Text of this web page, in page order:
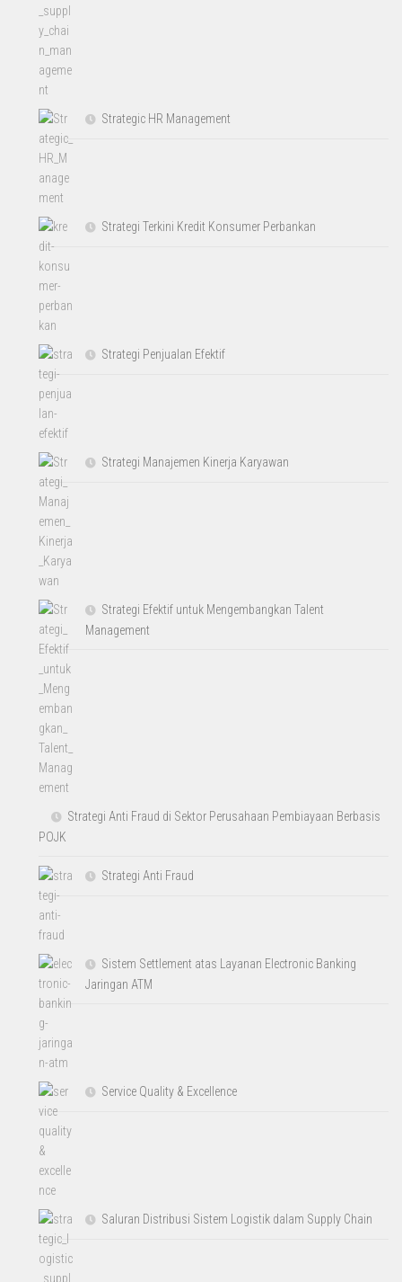
Strategic HR Management
Strategi Terkini Kredit Konsumer Perbankan
Strategi Penjualan Efektif
Strategi Manajemen Kinerja Karyawan
Strategi Efektif untuk Mengembangkan Talent
Management
Strategi Anti Fraud di Sektor Perusahaan Pembiayaan Berbasis
POJK
Strategi Anti Fraud
Sistem Settlement atas Layanan Electronic Banking
Jaringan ATM
Service Quality & Excellence
Saluran Distribusi Sistem Logistik dalam Supply Chain